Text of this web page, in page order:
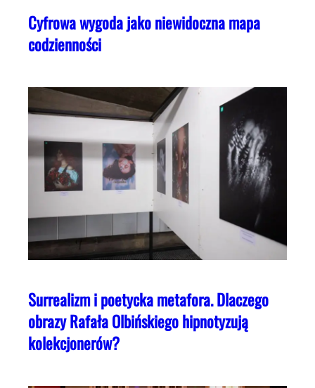
Cyfrowa wygoda jako niewidoczna mapa
codzienności
Surrealizm i poetycka metafora. Dlaczego
obrazy Rafała Olbińskiego hipnotyzują
kolekcjonerów?